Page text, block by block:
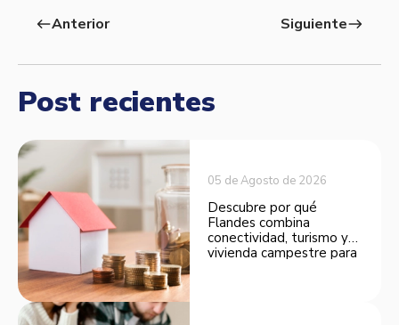
westAnterior Siguienteeast
Post recientes
05 de Agosto de 2026
Descubre por qué
Flandes combina
conectividad, turismo y
vivienda campestre para